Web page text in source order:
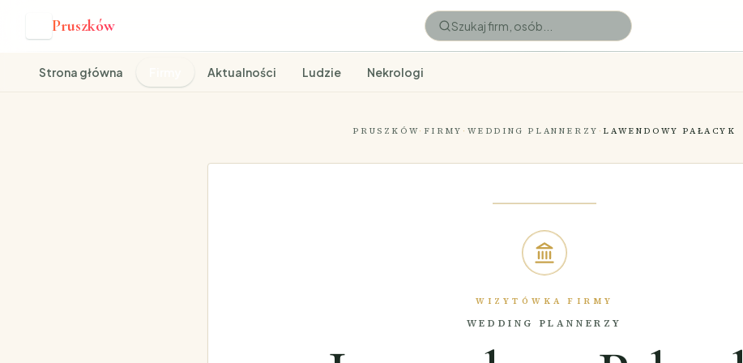
Pruszków
Strona główna Aktualności Ludzie Nekrologi
PRUSZKÓW· FIRMY · WEDDING PLANNERZY · LAWENDOWY PAŁACYK
WIZYTÓWKA FIRMY
WEDDING PLANNERZY